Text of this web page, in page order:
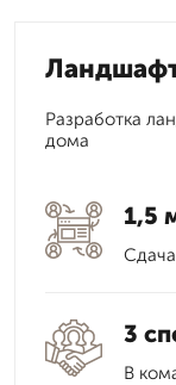
Разработка
дома
1,5
3
В